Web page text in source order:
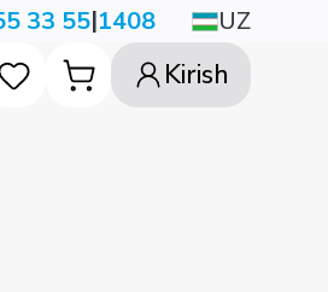
33 55|1408 UZ
Kirish